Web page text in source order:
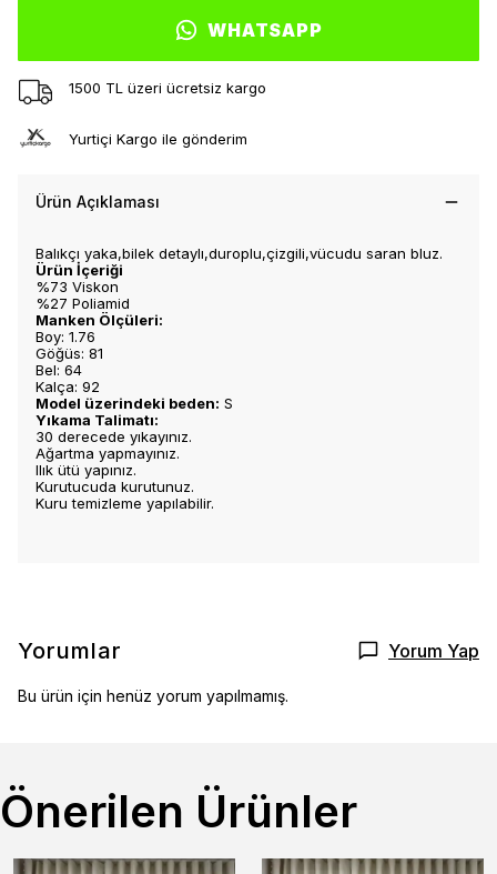
WHATSAPP
1500 TL üzeri ücretsiz kargo
Yurtiçi Kargo ile gönderim
Ürün Açıklaması
Balıkçı yaka,bilek detaylı,duroplu,çizgili,vücudu saran bluz.
Ürün İçeriği
%73 Viskon
%27 Poliamid
Manken Ölçüleri:
Boy: 1.76
Göğüs: 81
Bel: 64
Kalça: 92
Model üzerindeki beden: S
Yıkama Talimatı:
30 derecede yıkayınız.
Ağartma yapmayınız.
Ilık ütü yapınız.
Kurutucuda kurutunuz.
Kuru temizleme yapılabilir.
Yorumlar Yorum Yap
Bu ürün için henüz yorum yapılmamış.
Önerilen Ürünler